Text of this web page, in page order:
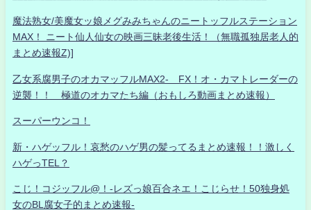
魔法熟女/美魔女ッ娘メグみみちゃんのニートッフルステーション
MAX！ ニート仙人仙女の映画三昧老後生活！（無職孤独居老人的
まとめ速報Z)]
乙女系腐男子のオカマッフルMAX2- FX！オ・カマトレーダーの
逆襲！！ 極道のオカマたち編（おもしろ動画まとめ速報）
スーパーウンコ！
新・ハゲッフル！哀愁のハゲ男の髪ってるまとめ速報！！激しく
ハゲっTEL？
こじ！コジッフル@！-レズっ娘百合ネエ！こじらせ！50独身処
女のBL腐女子的まとめ速報-